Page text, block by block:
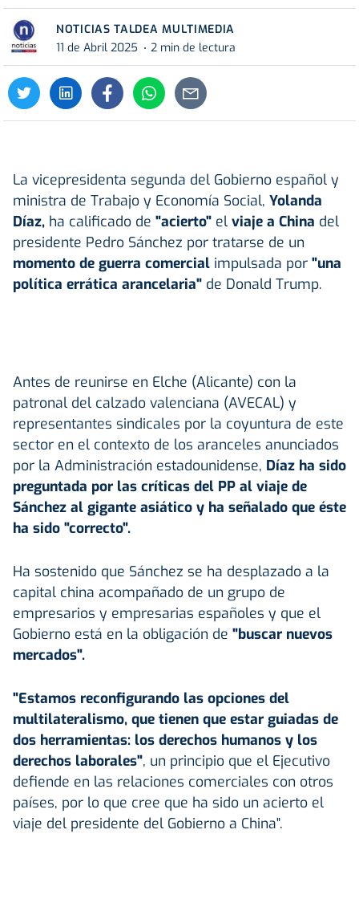
NOTICIAS TALDEA MULTIMEDIA
11 de Abril 2025
2 min de lectura
La vicepresidenta segunda del Gobierno español y
ministra de Trabajo y Economía Social, Yolanda
Díaz, ha calificado de "acierto" el viaje a China del
presidente Pedro Sánchez por tratarse de un
momento de guerra comercial impulsada por "una
política errática arancelaria" de Donald Trump.
Antes de reunirse en Elche (Alicante) con la
patronal del calzado valenciana (AVECAL) y
representantes sindicales por la coyuntura de este
sector en el contexto de los aranceles anunciados
por la Administración estadounidense, Díaz ha sido
preguntada por las críticas del PP al viaje de
Sánchez al gigante asiático y ha señalado que éste
ha sido "correcto".
Ha sostenido que Sánchez se ha desplazado a la
capital china acompañado de un grupo de
empresarios y empresarias españoles y que el
Gobierno está en la obligación de "buscar nuevos
mercados".
"Estamos reconfigurando las opciones del
multilateralismo, que tienen que estar guiadas de
dos herramientas: los derechos humanos y los
derechos laborales", un principio que el Ejecutivo
defiende en las relaciones comerciales con otros
países, por lo que cree que ha sido un acierto el
viaje del presidente del Gobierno a China".